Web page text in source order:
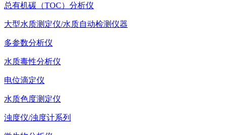
总有机碳（TOC）分析仪
大型水质测定仪/水质自动检测仪器
多参数分析仪
水质毒性分析仪
电位滴定仪
水质色度测定仪
浊度仪/浊度计系列